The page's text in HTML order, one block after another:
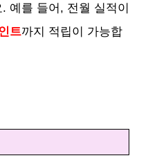
. 예를 들어, 전월 실적이
트까지 적립이 가능합